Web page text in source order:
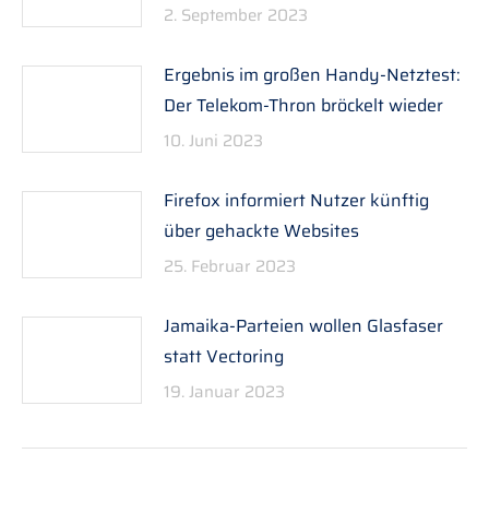
2. September 2023
Ergebnis im großen Handy-Netztest:
Der Telekom-Thron bröckelt wieder
10. Juni 2023
Firefox informiert Nutzer künftig
über gehackte Websites
25. Februar 2023
Jamaika-Parteien wollen Glasfaser
statt Vectoring
19. Januar 2023